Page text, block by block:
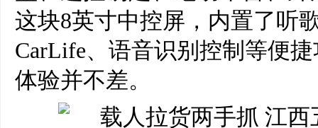
这块8英寸中控屏，内置了听
CarLife、语音识别控制等便
体验并不差。